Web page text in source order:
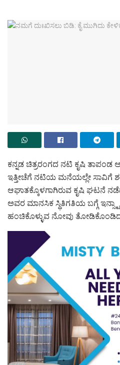
ಕನ್ನಡ ಚಿತ್ರರಂಗದ ನಟಿ ಕೃಷಿ
ಇತ್ತೀಚೆಗೆ ನಟಿಯ ಮನೆಯಲ್ಲೇ ಸಾವಿಗೆ
ಆಘಾತಕ್ಕೊಳಗಾಗಿರುವ ಕೃಷಿ ಘಟನೆ
ಅವರ ಮಾನಸಿಕ ಸ್ಥಿತಿಗತಿಯ ಬಗ್ಗೆ
ಹಂಚಿಕೊಳ್ಳುವ ನೋವು